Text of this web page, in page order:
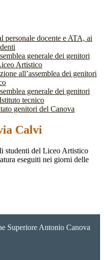
personale docente e ATA, ai
generale dei genitori
Artistico
all’assemblea dei genitori
generale dei genitori
tecnico
genitori del Canova
Calvi
studenti del Liceo Artistico
eseguiti nei giorni delle
Superiore Antonio Canova